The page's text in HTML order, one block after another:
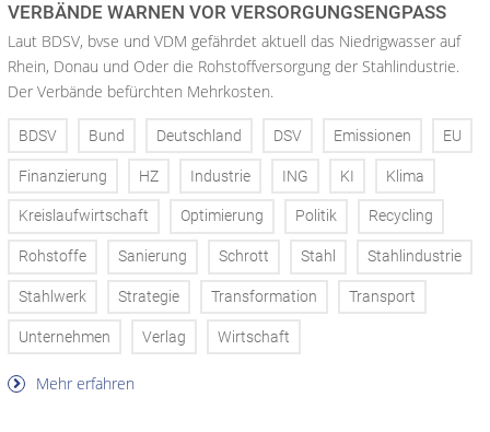
VERBÄNDE WARNEN VOR VERSORGUNGSENGPASS
Laut BDSV, bvse und VDM gefährdet aktuell das Niedrigwasser auf
Rhein, Donau und Oder die Rohstoffversorgung der Stahlindustrie.
Der Verbände befürchten Mehrkosten.
BDSV Bund Deutschland DSV Emissionen EU
Finanzierung HZ Industrie ING KI Klima
Kreislaufwirtschaft Optimierung Politik Recycling
Rohstoffe Sanierung Schrott Stahl Stahlindustrie
Stahlwerk Strategie Transformation Transport
Unternehmen Verlag Wirtschaft
Mehr erfahren